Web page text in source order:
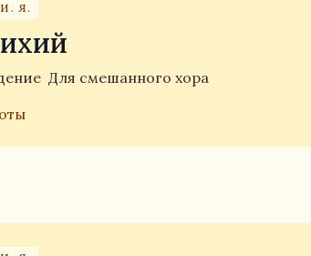
Я.
Для смешанного хора